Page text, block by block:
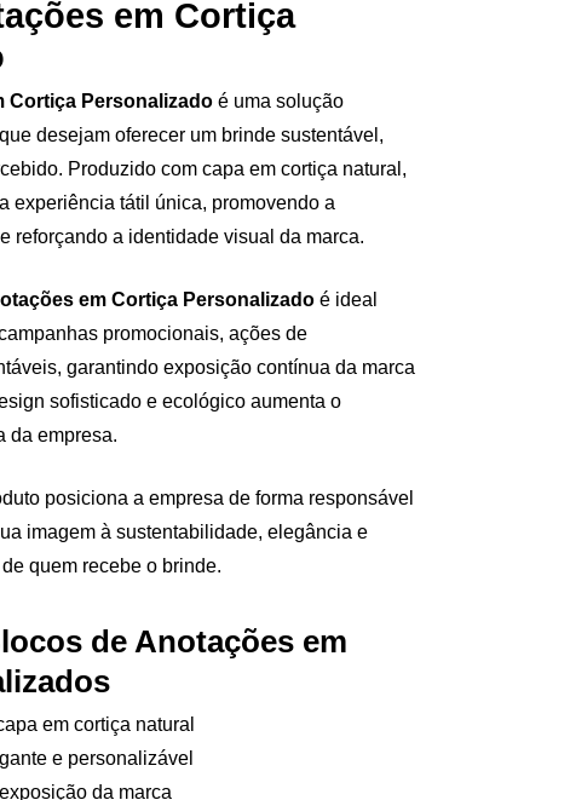
em Cortiça
Cortiça Personalizado é uma solução
desejam oferecer um brinde sustentável,
Produzido com capa em cortiça natural,
experiência tátil única, promovendo a
reforçando a identidade visual da marca.
em Cortiça Personalizado é ideal
promocionais, ações de
garantindo exposição contínua da marca
sofisticado e ecológico aumenta o
da empresa.
posiciona a empresa de forma responsável
imagem à sustentabilidade, elegância e
quem recebe o brinde.
de Anotações em
em cortiça natural
e personalizável
da marca